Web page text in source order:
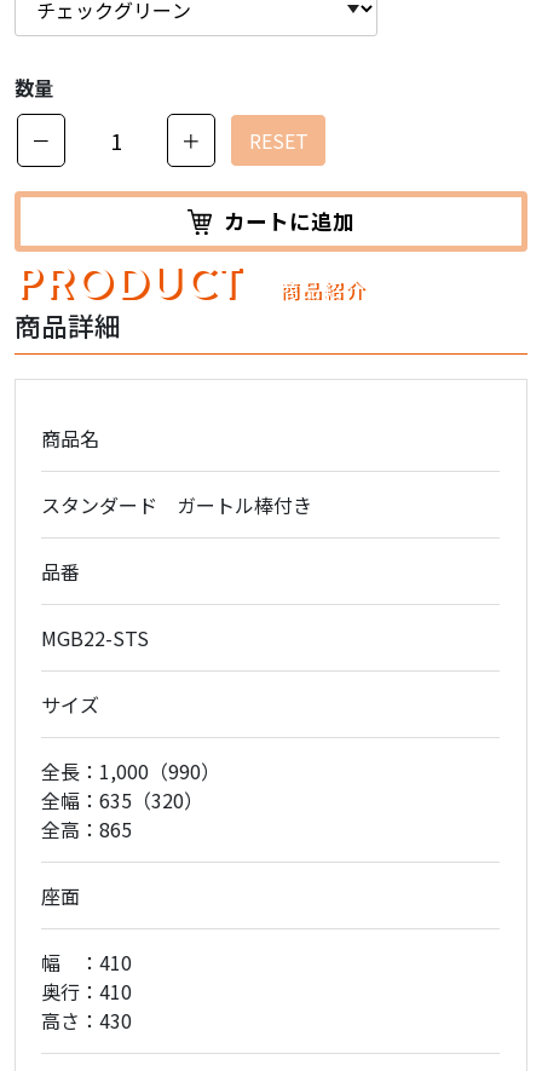
PRODUCT 商品紹介
数量
－
＋ RESET
カートに追加
商品詳細
商品名
スタンダード ガートル棒付き
品番
MGB22-STS
サイズ
全長：1,000（990）
全幅：635（320）
全高：865
座面
幅 ：410
奥行：410
高さ：430